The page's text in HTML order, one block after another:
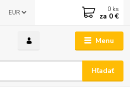
Menu
EUR
Hľadať
0 ks
za 0 €